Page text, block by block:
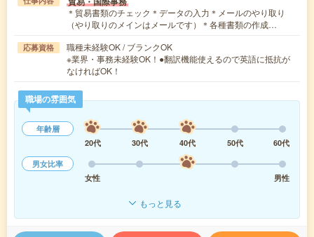
＊貿易書類のチェック＊データの入力＊メールのやり取り
（やり取りのメインはメールです）＊各種書類の作成…
応募資格
職種未経験OK / ブランクOK
※業界・事務未経験OK！●翻訳機能使えるので英語に抵抗が
なければOK！
職場の雰囲気
年齢層
20代
30代 40代 50代
60代
男女比率
女性
男性
もっと見る